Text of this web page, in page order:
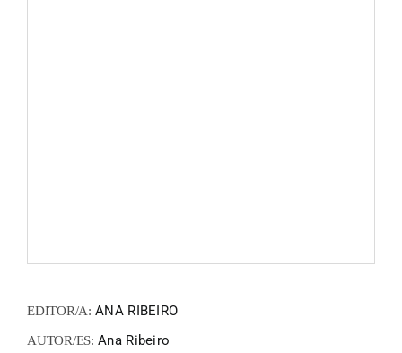
EDITOR/A: ANA RIBEIRO
AUTOR/ES: Ana Ribeiro